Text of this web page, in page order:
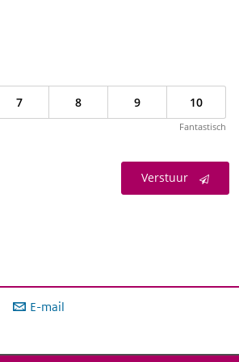
of
te
7 8 9 10
Fantastisch
Verstuur
E-mail